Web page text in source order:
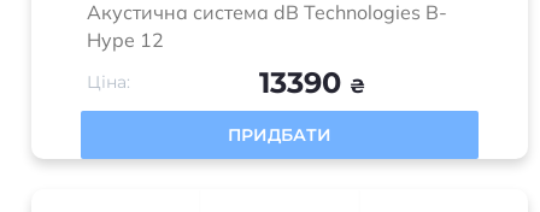
Акустична система dB Technologies B-
Hype 12
Ціна: 13390 ₴
ПРИДБАТИ